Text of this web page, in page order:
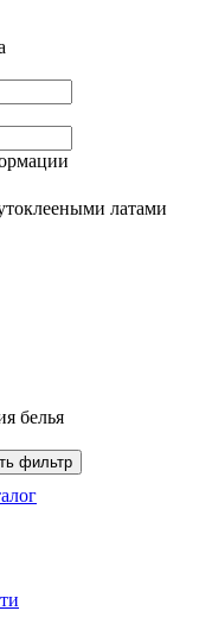
латами
белья
фильтр